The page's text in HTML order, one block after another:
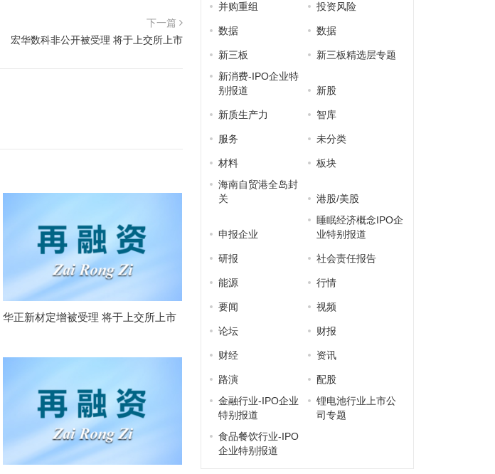
下一篇
宏华数科非公开被受理 将于上交所上市
华正新材定增被受理 将于上交所上市
并购重组 投资风险
数据 数据
新三板
新三板精选层专题
新消费-IPO企业特
别报道
新股
新质生产力 智库
服务 未分类
材料
板块
海南自贸港全岛封
关
港股/美股
申报企业
睡眠经济概念IPO企
业特别报道
研报 社会责任报告
能源 行情
要闻 视频
论坛 财报
财经 资讯
路演
配股
金融行业-IPO企业
特别报道
锂电池行业上市公
司专题
食品餐饮行业-IPO
企业特别报道